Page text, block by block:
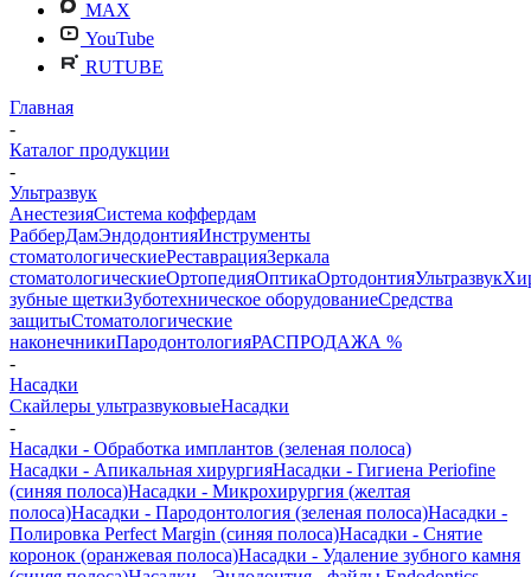
MAX
YouTube
RUTUBE
Главная
-
Каталог продукции
-
Ультразвук
АнестезияСистема коффердам
РабберДамЭндодонтияИнструменты
стоматологическиеРеставрацияЗеркала
стоматологическиеОртопедияОптикаОртодонтияУльтразвук
зубные щеткиЗуботехническое оборудованиеСредства
защитыСтоматологические
наконечникиПародонтологияРАСПРОДАЖА %
-
Насадки
Скайлеры ультразвуковыеНасадки
-
Насадки - Обработка имплантов (зеленая полоса)
Насадки - Апикальная хирургияНасадки - Гигиена Periofine
(синяя полоса)Насадки - Микрохирургия (желтая
полоса)Насадки - Пародонтология (зеленая полоса)Насадки -
Полировка Perfect Margin (синяя полоса)Насадки - Снятие
коронок (оранжевая полоса)Насадки - Удаление зубного камня